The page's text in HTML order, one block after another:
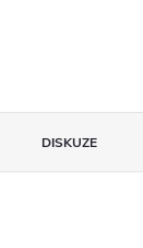
DISKUZE